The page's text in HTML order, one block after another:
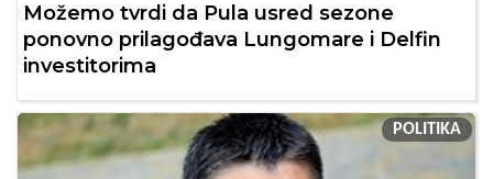
Možemo tvrdi da Pula usred sezone
ponovno prilagođava Lungomare i Delfin
investitorima
POLITIKA